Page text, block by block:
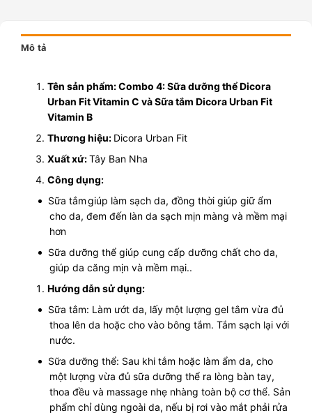
Mô tả
Tên sản phẩm:Combo 4: Sữa dưỡng thể Dicora
Urban Fit Vitamin C và Sữa tắm Dicora Urban Fit
Vitamin B
Thương hiệu: Dicora Urban Fit
Xuất xứ:Tây Ban Nha
Công dụng:
Sữa tắmgiúp làm sạch da, đồng thời giúp giữ ẩm
cho da, đem đến làn da sạch mịn màng và mềm mại
hơn
Sữa dưỡng thể giúp cung cấp dưỡng chất cho da,
giúp da căng mịn và mềm mại..
Hướng dẫn sử dụng:
Sữa tắm: Làm ướt da, lấy một lượng gel tắm vừa đủ
thoa lên da hoặc cho vào bông tắm. Tắm sạch lại với
nước.
Sữa dưỡng thể: Sau khi tắm hoặc làm ẩm da, cho
một lượng vừa đủ sữa dưỡng thể ra lòng bàn tay,
thoa đều và massage nhẹ nhàng toàn bộ cơ thể. Sản
phẩm chỉ dùng ngoài da, nếu bị rơi vào mắt phải rửa